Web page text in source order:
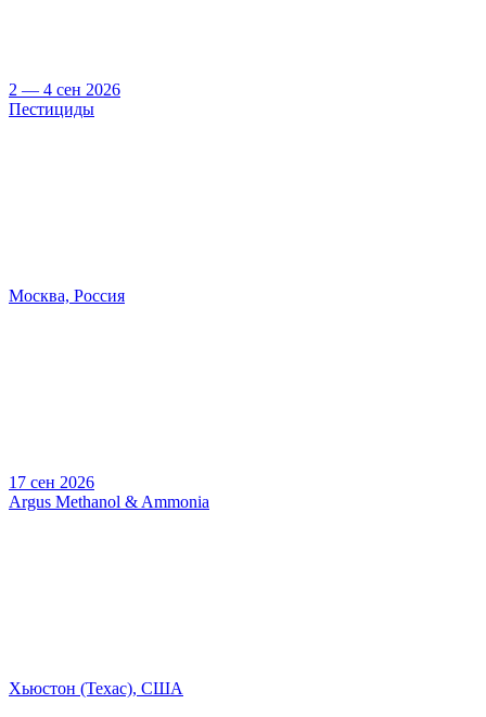
2 — 4 сен 2026
Пестициды
Москва, Россия
17 сен 2026
Argus Methanol & Ammonia
Хьюстон (Техас), США